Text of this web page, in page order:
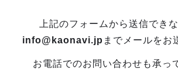
上記のフォームから送信できな
info@kaonavi.jp までメールをお
お電話でのお問い合わせも承っ